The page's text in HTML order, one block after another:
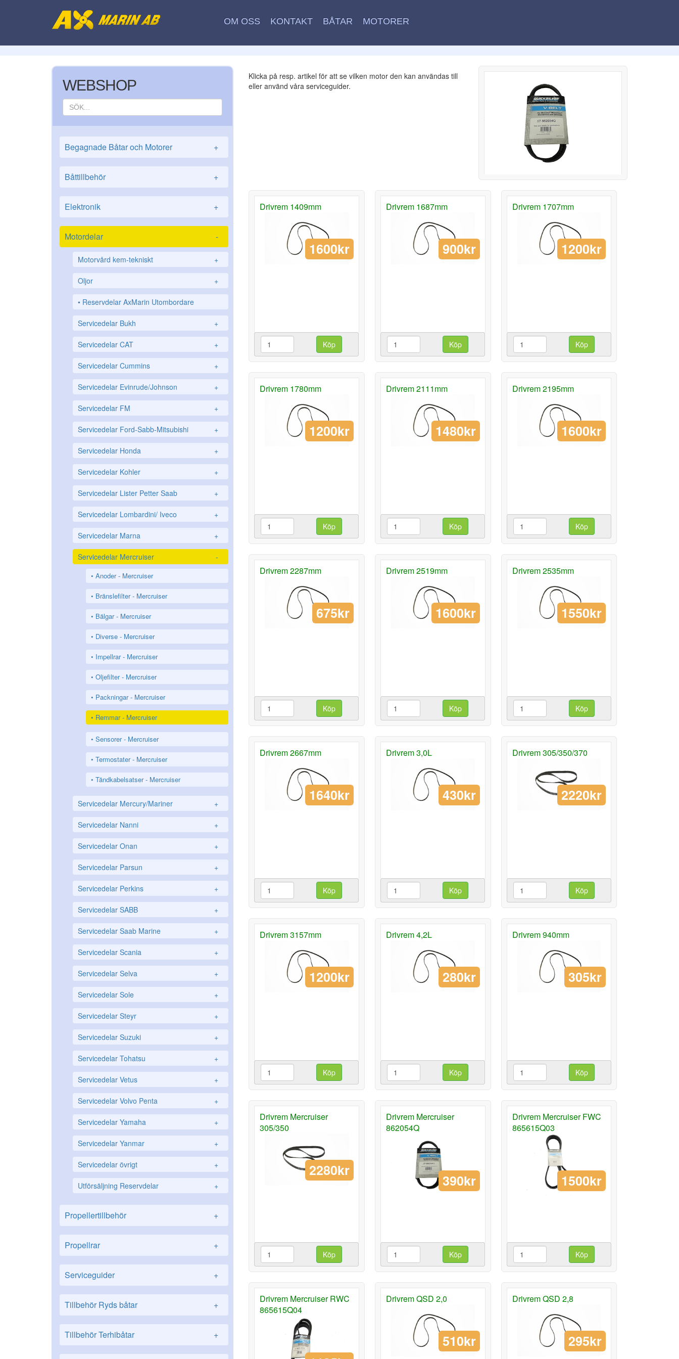
OM OSS KONTAKT BÅTAR MOTORER
WEBSHOP
Begagnade Båtar och Motorer +
Båttillbehör +
Elektronik +
Motordelar -
Motorvård kem-tekniskt +
Oljor +
Reservdelar AxMarin Utombordare
Servicedelar Bukh +
Servicedelar CAT +
Servicedelar Cummins +
Servicedelar Evinrude/Johnson +
Servicedelar FM +
Servicedelar Ford-Sabb-Mitsubishi +
Servicedelar Honda +
Servicedelar Kohler +
Servicedelar Lister Petter Saab +
Servicedelar Lombardini/ Iveco +
Servicedelar Marna +
Servicedelar Mercruiser -
Anoder - Mercruiser
Bränslefilter - Mercruiser
Bälgar - Mercruiser
Diverse - Mercruiser
Impellrar - Mercruiser
Oljefilter - Mercruiser
Packningar - Mercruiser
Remmar - Mercruiser
Sensorer - Mercruiser
Termostater - Mercruiser
Tändkabelsatser - Mercruiser
Servicedelar Mercury/Mariner +
Servicedelar Nanni +
Servicedelar Onan +
Servicedelar Parsun +
Servicedelar Perkins +
Servicedelar SABB +
Servicedelar Saab Marine +
Servicedelar Scania +
Servicedelar Selva +
Servicedelar Sole +
Servicedelar Steyr +
Servicedelar Suzuki +
Servicedelar Tohatsu +
Servicedelar Vetus +
Servicedelar Volvo Penta +
Servicedelar Yamaha +
Servicedelar Yanmar +
Servicedelar övrigt +
Utförsäljning Reservdelar +
Propellertillbehör +
Propellrar +
Serviceguider +
Tillbehör Ryds båtar +
Tillbehör Terhibåtar +
Klicka på resp. artikel för att se vilken motor den kan användas till
eller använd våra serviceguider.
Drivrem 1409mm
1600kr
Köp
Drivrem 1687mm
900kr
Köp
Drivrem 1707mm
1200kr
Köp
Drivrem 1780mm
1200kr
Köp
Drivrem 2111mm
1480kr
Köp
Drivrem 2195mm
1600kr
Köp
Drivrem 2287mm
675kr
Köp
Drivrem 2519mm
1600kr
Köp
Drivrem 2535mm
1550kr
Köp
Drivrem 2667mm
1640kr
Köp
Drivrem 3,0L
430kr
Köp
Drivrem 305/350/370
2220kr
Köp
Drivrem 3157mm
1200kr
Köp
Drivrem 4,2L
280kr
Köp
Drivrem 940mm
305kr
Köp
Drivrem Mercruiser
305/350
2280kr
Köp
Drivrem Mercruiser
862054Q
390kr
Köp
Drivrem Mercruiser FWC
865615Q03
1500kr
Köp
Drivrem Mercruiser RWC
865615Q04
Drivrem QSD 2,0
510kr
Drivrem QSD 2,8
295kr